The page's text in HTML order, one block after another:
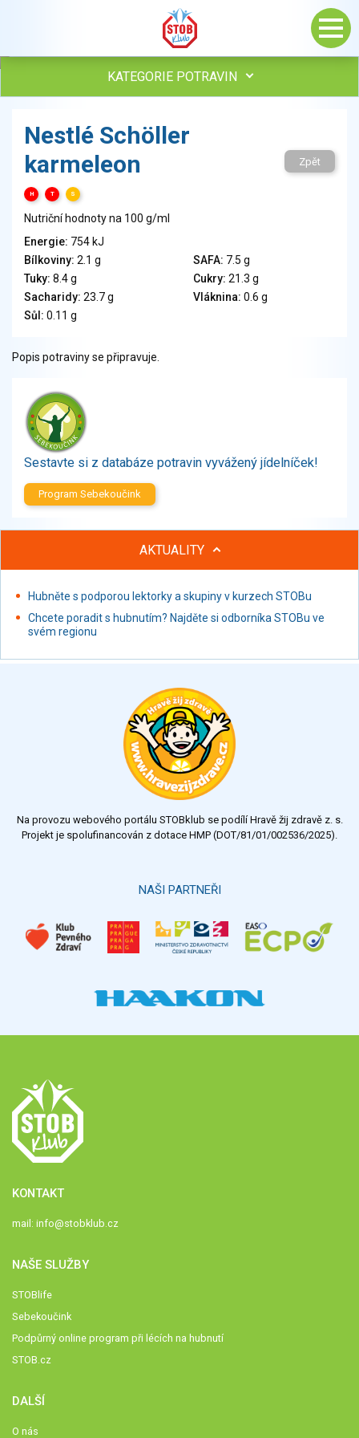
KATEGORIE POTRAVIN
Vejce
Mléko
Sýry
Veganské a vegetariánské výrobky
Tuky
Obiloviny, mouka, cereální výrobky
Chléb, pečivo, křehké chleby, pufované výrobky
Přílohy
Zelenina
Brambory, luštěniny, houby
Sladkosti, slané výrobky
Zmrzliny
Ochucovadla, přísady, sladidla
Sušené směsi
Polotovary, hotové pokrmy
Nápoje nealkoholické
Fastfood
Studená kuchyně, lahůdkářské výrobky
Nestlé Schöller
karmeleon
H T S
Zpět
Nutriční hodnoty na 100 g/ml
Energie: 754 kJ
Bílkoviny: 2.1 g SAFA: 7.5 g
Tuky: 8.4 g Cukry: 21.3 g
Sacharidy: 23.7 g Vláknina: 0.6 g
Sůl: 0.11 g
Popis potraviny se připravuje.
Sestavte si z databáze potravin vyvážený jídelníček!
Program Sebekoučink
AKTUALITY
Hubněte s podporou lektorky a skupiny v kurzech STOBu
Chcete poradit s hubnutím? Najděte si odborníka STOBu ve
svém regionu
Na provozu webového portálu STOBklub se podílí Hravě žij zdravě z. s.
Projekt je spolufinancován z dotace HMP (DOT/81/01/002536/2025).
NAŠI PARTNEŘI
KONTAKT
mail: info@stobklub.cz
NAŠE SLUŽBY
STOBlife
Sebekoučink
Podpůrný online program při lécích na hubnutí
STOB.cz
DALŠÍ
O nás